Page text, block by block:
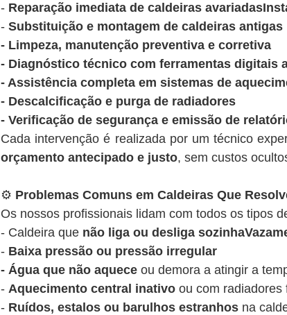
- Reparação imediata de caldeiras
- Substituição e montagem de caldeiras antigas
- Limpeza, manutenção preventiva e corretiva
- Diagnóstico técnico com ferramentas digitais
- Assistência completa em sistemas de
- Descalcificação e purga de radiadores
- Verificação de segurança e emissão de
Cada intervenção é realizada por um técnico
orçamento antecipado e justo, sem custos
⚙️ Problemas Comuns em Caldeiras Que
Os nossos profissionais lidam com todos os tipos
- Caldeira que não liga ou desliga
- Baixa pressão ou pressão irregular
- Água que não aquece ou demora a atingir a
- Aquecimento central inativo ou com radiadores
- Ruídos, estalos ou barulhos estranhos na